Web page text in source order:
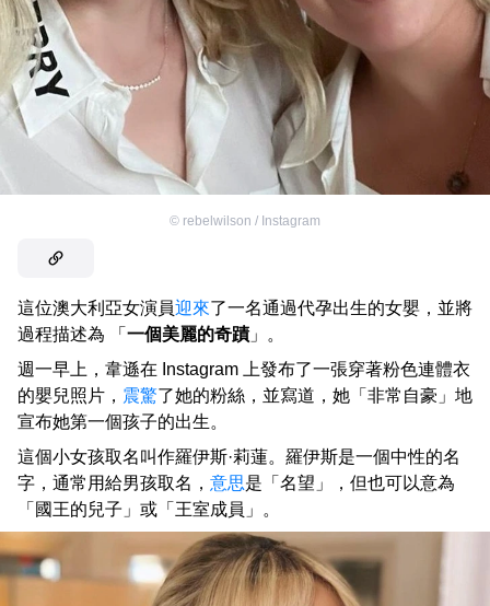
© rebelwilson / Instagram
這位澳大利亞女演員迎來了一名通過代孕出生的女嬰，並將
過程描述為 「 一個美麗的奇蹟」。
週一早上，韋遜在 Instagram 上發布了一張穿著粉色連體衣
的嬰兒照片， 震驚了她的粉絲，並寫道，她「非常自豪」地
宣布她第一個孩子的出生。
這個小女孩取名叫作羅伊斯·莉蓮。羅伊斯是一個中性的名
字，通常用給男孩取名， 意思是「名望」，但也可以意為
「國王的兒子」或「王室成員」。